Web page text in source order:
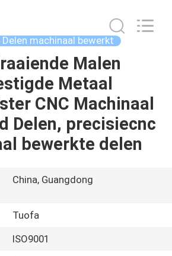
Delen machinaal bewerkt
Malen
Metaal
CNC Machinaal
Delen, precisiecnc
bewerkte delen
China, Guangdong
Tuofa
ISO9001